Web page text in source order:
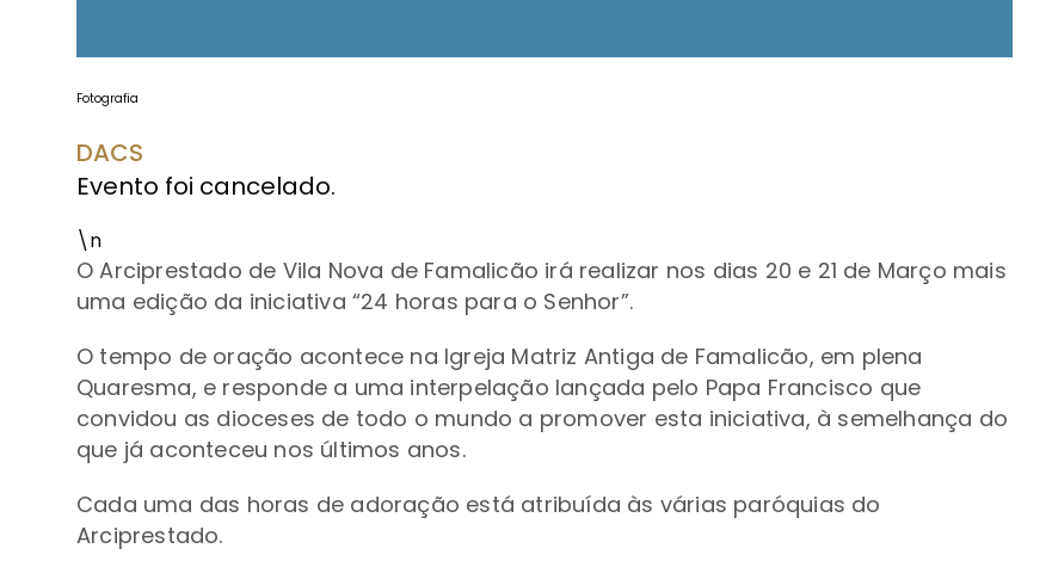
Fotografia
DACS
Evento foi cancelado.
\n
O Arciprestado de Vila Nova de Famalicão irá realizar nos dias 20 e 21 de Março mais
uma edição da iniciativa “24 horas para o Senhor”.
O tempo de oração acontece na Igreja Matriz Antiga de Famalicão, em plena
Quaresma, e responde a uma interpelação lançada pelo Papa Francisco que
convidou as dioceses de todo o mundo a promover esta iniciativa, à semelhança do
que já aconteceu nos últimos anos.
Cada uma das horas de adoração está atribuída às várias paróquias do
Arciprestado.